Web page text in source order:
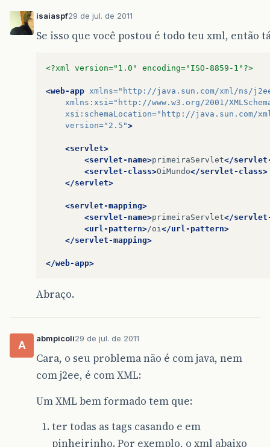
isaiaspf29 de jul. de 2011
Se isso que você postou é todo teu xml, então
<?xml version="1.0" encoding="ISO-8859-1"?>
<web-app xmlns="http://java.sun.com/xml/ns/
xmlns:xsi="http://www.w3.org/2001/
xsi:schemaLocation="http://java.sun.com/
version="2.5">
<servlet>
<servlet-name>primeiraServlet</servlet-
<servlet-class>OiMundo</servlet-class>
</servlet>
<servlet-mapping>
<servlet-name>primeiraServlet</servlet-
<url-pattern>/oi</url-pattern>
</servlet-mapping>
</web-app>
Abraço.
A
abmpicoli29 de jul. de 2011
Cara, o seu problema não é com java, nem
com j2ee, é com XML:
Um XML bem formado tem que:
ter todas as tags casando e em
pinheirinho. Por exemplo, o xml abaixo